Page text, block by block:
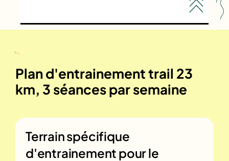
Plan d'entrainement trail 23
km, 3 séances par semaine
Terrain spécifique
d'entrainement pour le